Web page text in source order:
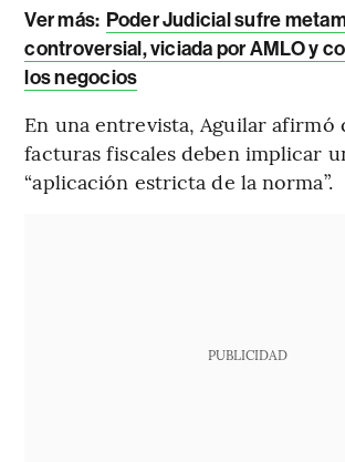
Ver más: Poder Judicial sufre
controversial, viciada por AMLO y
los negocios
En una entrevista, Aguilar afirmó
facturas fiscales deben implicar
“aplicación estricta de la norma”.
PUBLICIDAD